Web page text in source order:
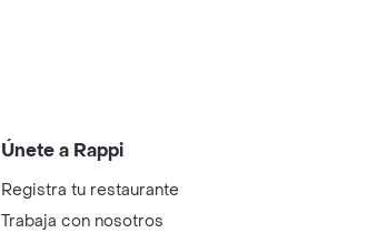
Únete a Rappi
Registra tu restaurante
Trabaja con nosotros